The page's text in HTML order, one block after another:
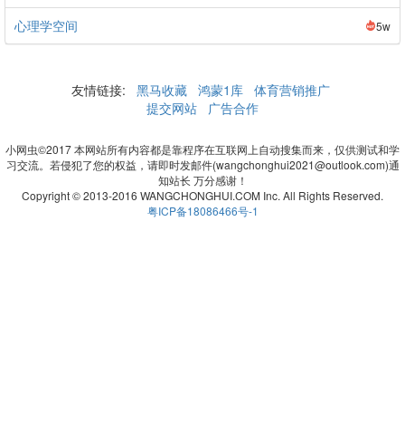
心理学空间 5w
友情链接: 黑马收藏 鸿蒙1库 体育营销推广
提交网站
广告合作
小网虫©2017 本网站所有内容都是靠程序在互联网上自动搜集而来，仅供测试和学
习交流。若侵犯了您的权益，请即时发邮件(wangchonghui2021@outlook.com)通
知站长 万分感谢！
Copyright © 2013-2016 WANGCHONGHUI.COM Inc. All Rights Reserved.
粤ICP备18086466号-1